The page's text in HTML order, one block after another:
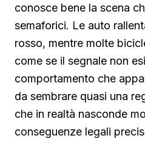
conosce bene la scena
semaforici. Le auto
rosso, mentre molte
come se il segnale non
comportamento che
da sembrare quasi una
che in realtà nasconde
conseguenze legali